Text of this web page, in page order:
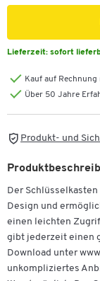
Lieferzeit: sofort
Kauf auf Rechnung
Über 50 Jahre
Produkt- und
Der
Design und
einen leichten
gibt jederzeit einen
Download unter
unkompliziertes